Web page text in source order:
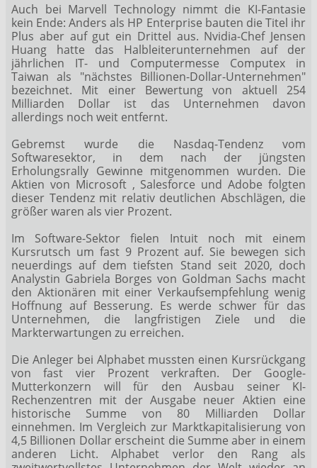
Auch bei Marvell Technology nimmt die KI-Fantasie
kein Ende: Anders als HP Enterprise bauten die Titel ihr
Plus aber auf gut ein Drittel aus. Nvidia-Chef Jensen
Huang hatte das Halbleiterunternehmen auf der
jährlichen IT- und Computermesse Computex in
Taiwan als "nächstes Billionen-Dollar-Unternehmen"
bezeichnet. Mit einer Bewertung von aktuell 254
Milliarden Dollar ist das Unternehmen davon
allerdings noch weit entfernt.
Gebremst wurde die Nasdaq-Tendenz vom
Softwaresektor, in dem nach der jüngsten
Erholungsrally Gewinne mitgenommen wurden. Die
Aktien von Microsoft , Salesforce und Adobefolgten
dieser Tendenz mit relativ deutlichen Abschlägen, die
größer waren als vier Prozent.
Im Software-Sektor fielen Intuit noch mit einem
Kursrutsch um fast 9 Prozent auf. Sie bewegen sich
neuerdings auf dem tiefsten Stand seit 2020, doch
Analystin Gabriela Borges von Goldman Sachs macht
den Aktionären mit einer Verkaufsempfehlung wenig
Hoffnung auf Besserung. Es werde schwer für das
Unternehmen, die langfristigen Ziele und die
Markterwartungen zu erreichen.
Die Anleger bei Alphabet mussten einen Kursrückgang
von fast vier Prozent verkraften. Der Google-
Mutterkonzern will für den Ausbau seiner KI-
Rechenzentren mit der Ausgabe neuer Aktien eine
historische Summe von 80 Milliarden Dollar
einnehmen. Im Vergleich zur Marktkapitalisierung von
4,5 Billionen Dollar erscheint die Summe aber in einem
anderen Licht. Alphabet verlor den Rang als